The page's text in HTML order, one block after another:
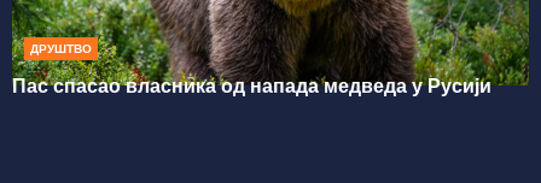
ДРУШТВО
Пас спасао власника од напада медведа у Русији